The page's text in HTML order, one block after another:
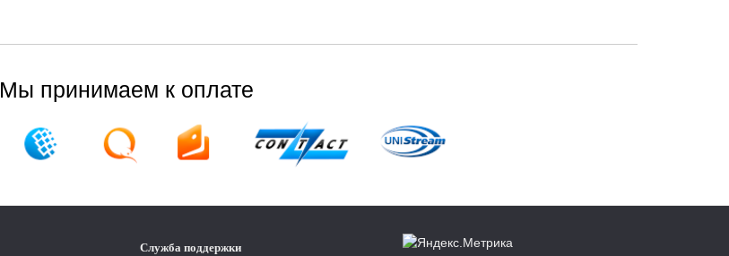
Мы принимаем к оплате
Служба поддержки